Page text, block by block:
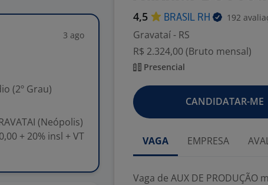
3 ago
(2º Grau)
(Neópolis)
+ 20% insl + VT
4,5 BRASIL RH 192
Gravataí - RS
R$ 2.324,00 (Bruto mensal)
Presencial
CANDIDATAR-ME
VAGA EMPRESA
Vaga de AUX DE PRODUÇÃO